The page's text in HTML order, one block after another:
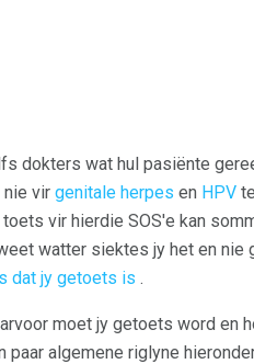
dokters wat hul pasiënte
nie vir genitale herpes en HPV
toets vir hierdie SOS'e kan
watter siektes jy het en
dat jy getoets is .
moet jy getoets word en
paar algemene riglyne